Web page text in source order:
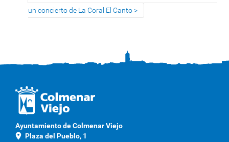
un concierto de La Coral El Canto
Ayuntamiento de Colmenar Viejo
location_on Plaza del Pueblo, 1